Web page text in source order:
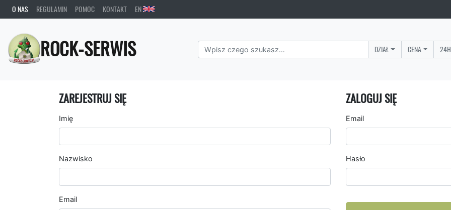
O NAS REGULAMIN POMOC KONTAKT EN
ROCK-SERWIS DZIAŁ CENA
ZAREJESTRUJ SIĘ
Imię
Nazwisko
Email
ZALOGUJ SIĘ
Email
Hasło